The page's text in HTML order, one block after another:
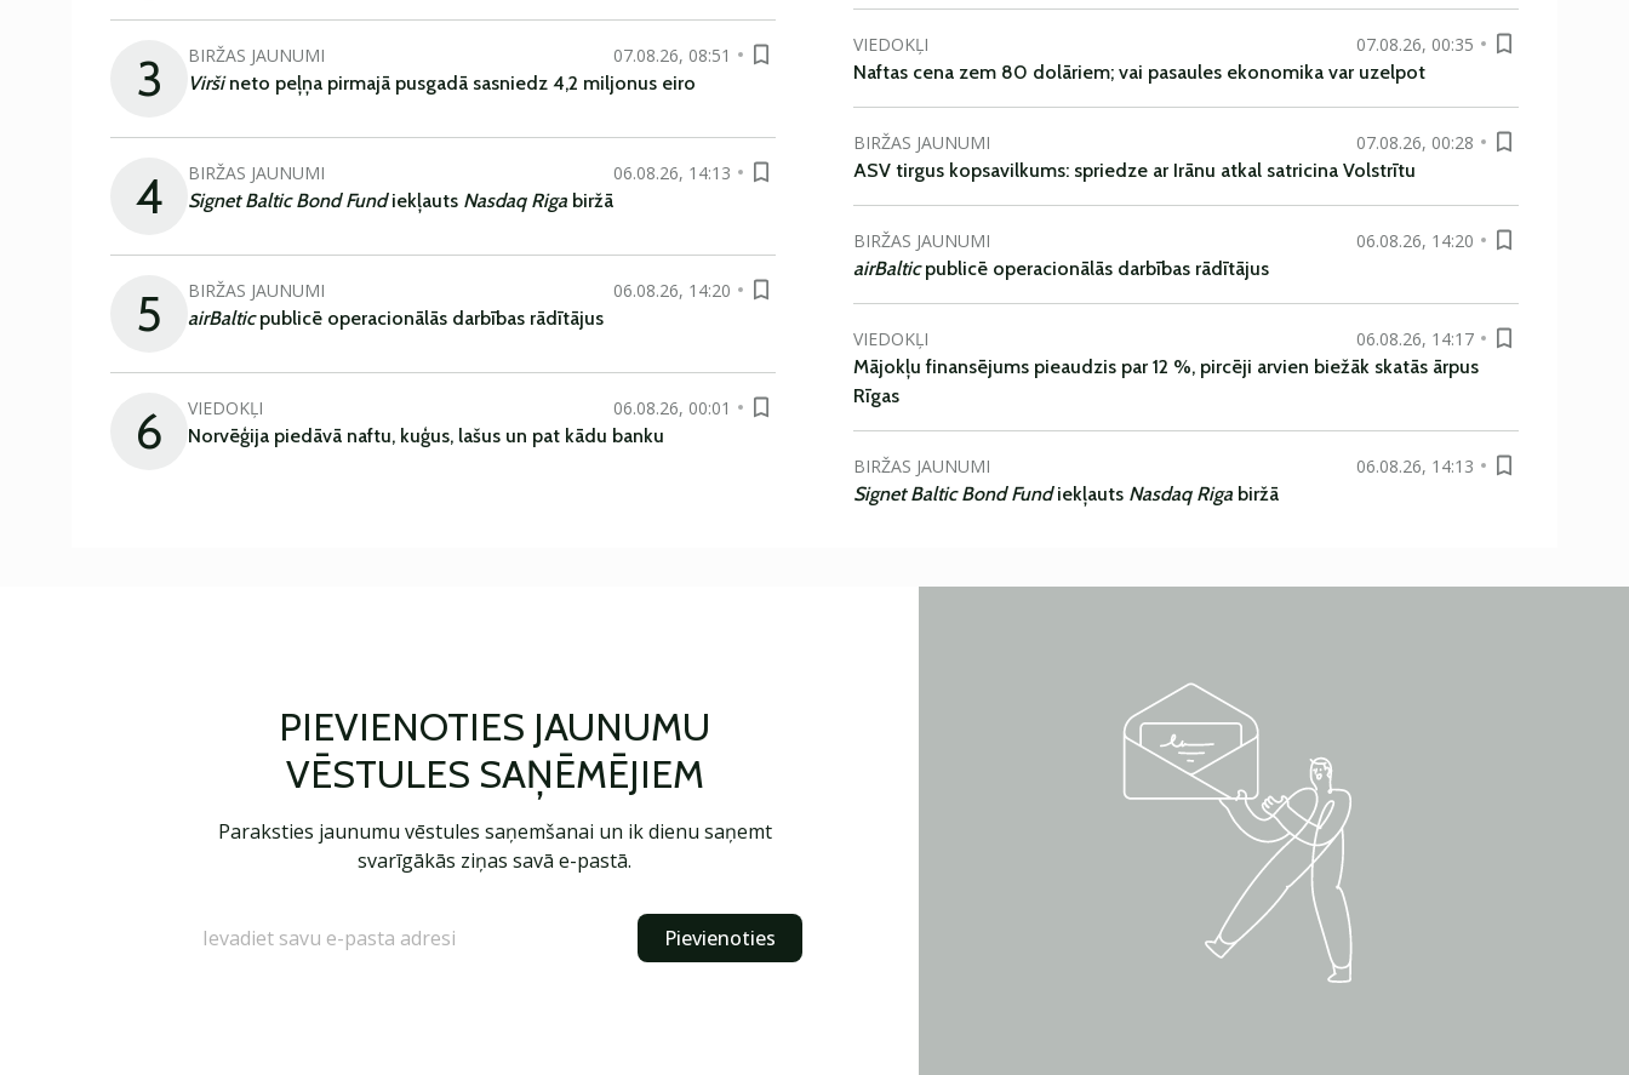
3 BIRŽAS JAUNUMI
07.08.26, 08:51
Viršineto peļņa pirmajā pusgadā sasniedz 4,2 miljonus eiro
4 BIRŽAS JAUNUMI
06.08.26, 14:13
Signet Baltic Bond Fundiekļauts Nasdaq Riga biržā
5 BIRŽAS JAUNUMI
06.08.26, 14:20
airBalticpublicē operacionālās darbības rādītājus
6 VIEDOKĻI
06.08.26, 00:01
Norvēģija piedāvā naftu, kuģus, lašus un pat kādu banku
VIEDOKĻI
07.08.26, 00:35
Naftas cena zem 80 dolāriem; vai pasaules ekonomika var uzelpot
BIRŽAS JAUNUMI
07.08.26, 00:28
ASV tirgus kopsavilkums: spriedze ar Irānu atkal satricina Volstrītu
BIRŽAS JAUNUMI
06.08.26, 14:20
airBalticpublicē operacionālās darbības rādītājus
VIEDOKĻI
06.08.26, 14:17
Mājokļu finansējums pieaudzis par 12 %, pircēji arvien biežāk skatās ārpus
Rīgas
BIRŽAS JAUNUMI
06.08.26, 14:13
Signet Baltic Bond Fundiekļauts Nasdaq Riga biržā
PIEVIENOTIES JAUNUMU
VĒSTULES SAŅĒMĒJIEM
Paraksties jaunumu vēstules saņemšanai un ik dienu saņemt
svarīgākās ziņas savā e-pastā.
Pievienoties